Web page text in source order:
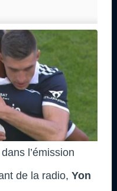
dans l’émission
de la radio, Yon